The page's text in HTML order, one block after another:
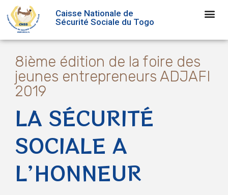
Caisse Nationale de
Sécurité Sociale du Togo
8ième édition de la foire des
jeunes entrepreneurs ADJAFI
2019
LA SÉCURITÉ
SOCIALE A
L’HONNEUR